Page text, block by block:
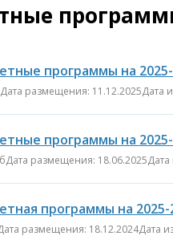
программы на 2025-
Дата размещения: 11.12.2025Дата
программы на 2025-
Дата размещения: 18.06.2025
программы на 2025-
размещения: 18.12.2024Дата